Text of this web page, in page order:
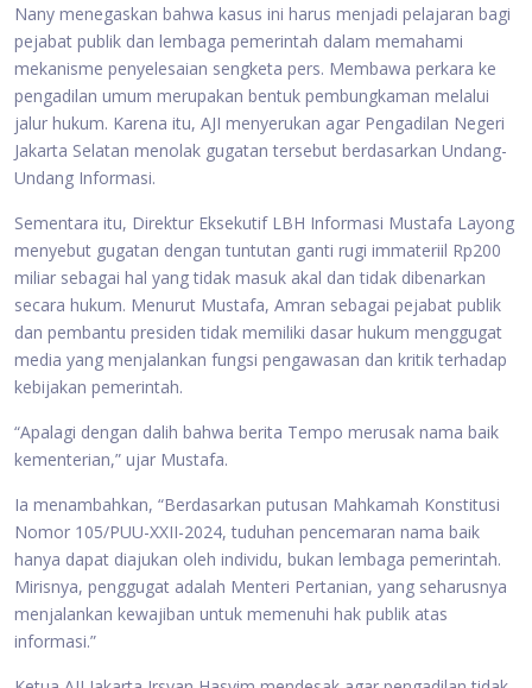
Nany menegaskan bahwa kasus ini harus menjadi pelajaran bagi
pejabat publik dan lembaga pemerintah dalam memahami
mekanisme penyelesaian sengketa pers. Membawa perkara ke
pengadilan umum merupakan bentuk pembungkaman melalui
jalur hukum. Karena itu, AJI menyerukan agar Pengadilan Negeri
Jakarta Selatan menolak gugatan tersebut berdasarkan Undang-
Undang Informasi.
Sementara itu, Direktur Eksekutif LBH Informasi Mustafa Layong
menyebut gugatan dengan tuntutan ganti rugi immateriil Rp200
miliar sebagai hal yang tidak masuk akal dan tidak dibenarkan
secara hukum. Menurut Mustafa, Amran sebagai pejabat publik
dan pembantu presiden tidak memiliki dasar hukum menggugat
media yang menjalankan fungsi pengawasan dan kritik terhadap
kebijakan pemerintah.
“Apalagi dengan dalih bahwa berita Tempo merusak nama baik
kementerian,” ujar Mustafa.
Ia menambahkan, “Berdasarkan putusan Mahkamah Konstitusi
Nomor 105/PUU-XXII-2024, tuduhan pencemaran nama baik
hanya dapat diajukan oleh individu, bukan lembaga pemerintah.
Mirisnya, penggugat adalah Menteri Pertanian, yang seharusnya
menjalankan kewajiban untuk memenuhi hak publik atas
informasi.”